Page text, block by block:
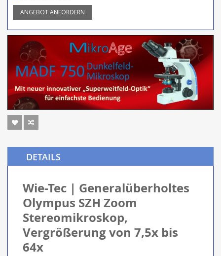
ANGEBOT ANFORDERN
DETAILS
Wie-Tec | Generalüberholtes
Olympus SZH Zoom
Stereomikroskop,
Vergrößerung von 7,5x bis
64x